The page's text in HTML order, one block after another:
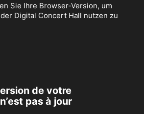
Sie Ihre Browser-Version, um
Digital Concert Hall nutzen zu
de votre
pas à jour